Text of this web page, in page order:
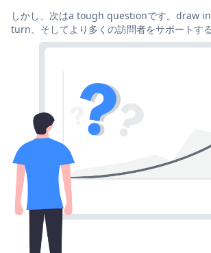
しかし、次はa tough questionです。draw in
turn、そしてより多くの訪問者をサポートす